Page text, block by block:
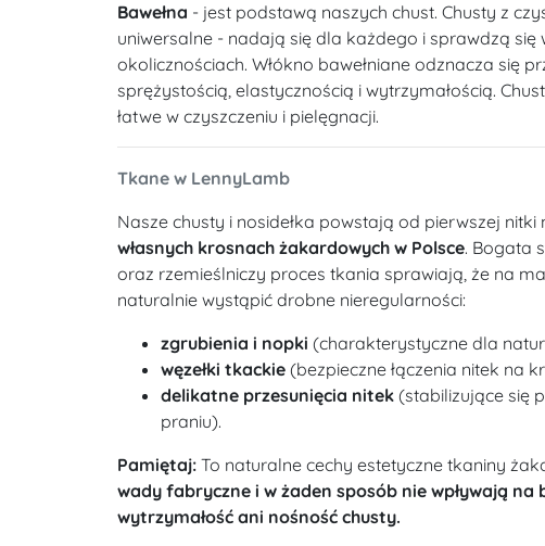
Bawełna - jest podstawą naszych chust. Chusty z
uniwersalne - nadają się dla każdego i sprawdzą się
okolicznościach. Włókno bawełniane odznacza się
sprężystością, elastycznością i wytrzymałością.
łatwe w czyszczeniu i pielęgnacji.
Tkane w LennyLamb
Nasze chusty i nosidełka powstają od pierwszej nitki
własnych krosnach żakardowych w Polsce. Bogata
oraz rzemieślniczy proces tkania sprawiają, że na
naturalnie wystąpić drobne nieregularności:
zgrubienia i nopki (charakterystyczne dla
węzełki tkackie (bezpieczne łączenia nitek na
delikatne przesunięcia nitek (stabilizujące się
praniu).
Pamiętaj: To naturalne cechy estetyczne tkaniny
wady fabryczne i w żaden sposób nie wpływają na
wytrzymałość ani nośność chusty.